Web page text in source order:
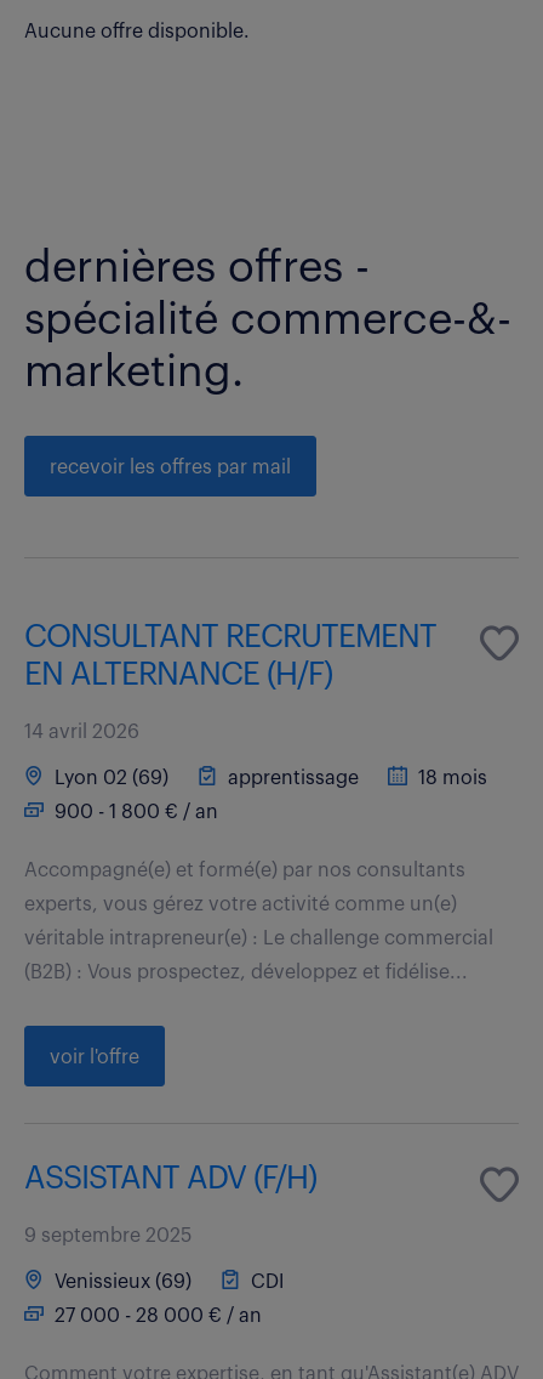
Aucune offre disponible.
dernières offres -
spécialité commerce-&-
marketing.
recevoir les offres par mail
CONSULTANT RECRUTEMENT
EN ALTERNANCE (H/F)
14 avril 2026
Lyon 02 (69) apprentissage
18 mois
900 - 1 800 € / an
Accompagné(e) et formé(e) par nos consultants
experts, vous gérez votre activité comme un(e)
véritable intrapreneur(e) : Le challenge commercial
(B2B) : Vous prospectez, développez et fidélise...
voir l'offre
ASSISTANT ADV (F/H)
9 septembre 2025
Venissieux (69)
CDI
27 000 - 28 000 € / an
Comment votre expertise, en tant qu'Assistant(e) ADV